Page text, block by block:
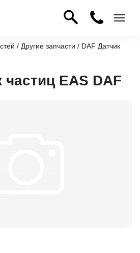
/ Другие запчасти / DAF Датчик
частиц EAS DAF